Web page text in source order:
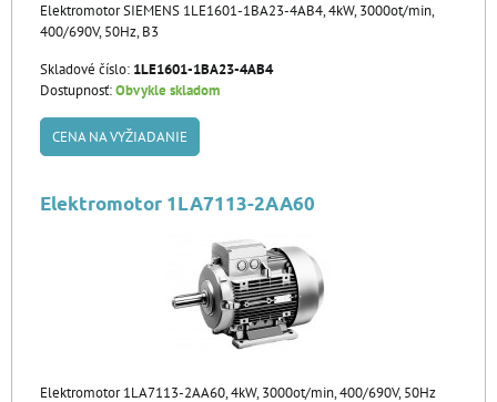
Elektromotor SIEMENS 1LE1601-1BA23-4AB4, 4kW, 3000ot/min,
400/690V, 50Hz, B3
Skladové číslo: 1LE1601-1BA23-4AB4
Dostupnosť:Obvykle skladom
CENA NA VYŽIADANIE
Elektromotor 1LA7113-2AA60
Elektromotor 1LA7113-2AA60, 4kW, 3000ot/min, 400/690V, 50Hz